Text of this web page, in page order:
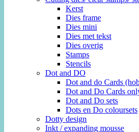
Kerst
Dies frame
Dies mini
Dies met tekst
Dies overig
Stamps
Stencils
Dot and DO
Dot and do Cards
Dot and Do Cards
Dot and Do sets
Dots en Do coloursets
Dotty design
Inkt / expanding mousse